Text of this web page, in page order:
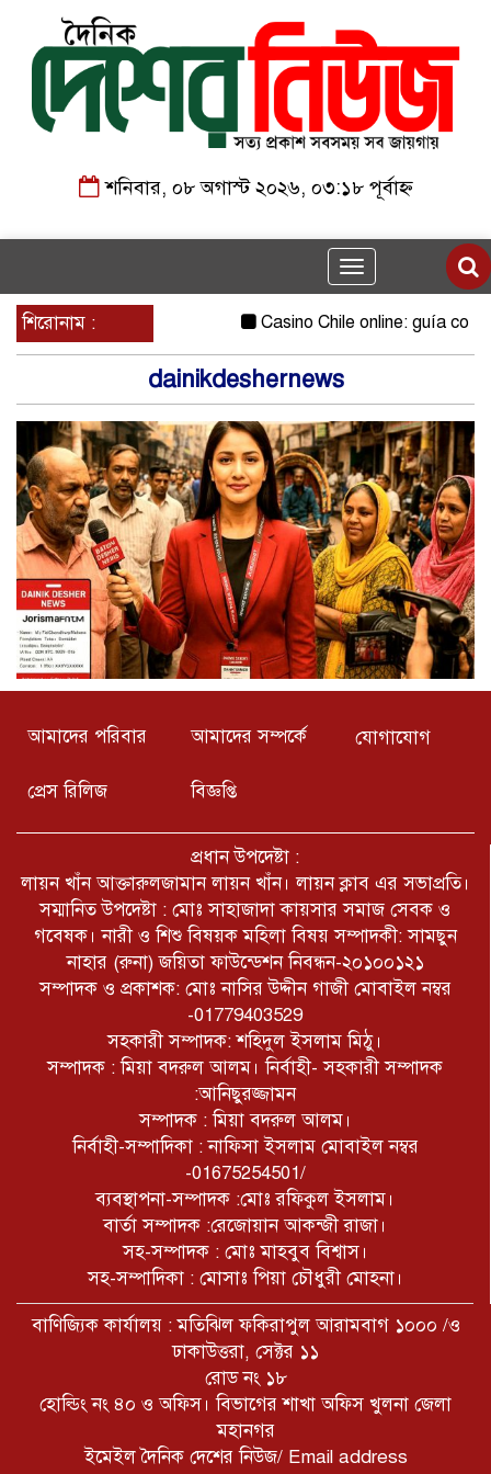
শনিবার, ০৮ অগাস্ট ২০২৬, ০৩:১৮ পূর্বাহ্ন
Toggle
navigation
শিরোনাম :
Casino Chile online: guía
dainikdeshernews
আমাদের পরিবার আমাদের সম্পর্কে যোগাযোগ
প্রেস রিলিজ বিজ্ঞপ্তি
প্রধান উপদেষ্টা :
লায়ন খাঁন আক্তারুলজামান লায়ন খাঁন। লায়ন ক্লাব এর সভাপ্রতি।
সম্মানিত উপদেষ্টা : মোঃ সাহাজাদা কায়সার সমাজ সেবক ও
গবেষক। নারী ও শিশু বিষয়ক মহিলা বিষয় সম্পাদকী: সামছুন
নাহার (রুনা) জয়িতা ফাউন্ডেশন নিবন্ধন-২০১০০১২১
সম্পাদক ও প্রকাশক: মোঃ নাসির উদ্দীন গাজী মোবাইল নম্বর
-01779403529
সহকারী সম্পাদক: শহিদুল ইসলাম মিঠু।
সম্পাদক : মিয়া বদরুল আলম। নির্বাহী- সহকারী সম্পাদক
:আনিছুরজ্জামন
সম্পাদক : মিয়া বদরুল আলম।
নির্বাহী-সম্পাদিকা : নাফিসা ইসলাম মোবাইল নম্বর
-01675254501/
ব্যবস্থাপনা-সম্পাদক :মোঃ রফিকুল ইসলাম।
বার্তা সম্পাদক :রেজোয়ান আকন্জী রাজা।
সহ-সম্পাদক : মোঃ মাহবুব বিশ্বাস।
সহ-সম্পাদিকা : মোসাঃ পিয়া চৌধুরী মোহনা।
বাণিজ্যিক কার্যালয় : মতিঝিল ফকিরাপুল আরামবাগ ১০০০ /ও
ঢাকাউত্তরা, সেক্টর ১১
রোড নং ১৮
হোল্ডিং নং ৪০ ও অফিস। বিভাগের শাখা অফিস খুলনা জেলা
মহানগর
ইমেইল দৈনিক দেশের নিউজ/ Email address